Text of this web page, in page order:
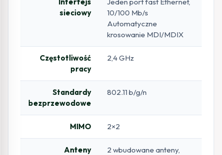
sieciowy
10/100 Mb/s
Automatyczne
krosowanie MDI/MDIX
Częstotliwość
pracy
2,4 GHz
Standardy
bezprzewodowe
802.11 b/g/n
MIMO 2×2
Anteny
2 wbudowane anteny,